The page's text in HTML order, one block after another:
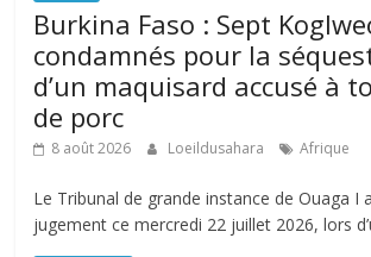
Burkina Faso : Sept
condamnés pour la
d’un maquisard accusé à
de porc
8 août 2026 Loeildusahara Afrique
Le Tribunal de grande instance de Ouaga I
jugement ce mercredi 22 juillet 2026, lors